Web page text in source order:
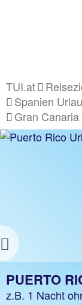
TUI.at
Spanien
Gran
Previous
PUERTO
z.B. 1 Woche
PUERTO
z.B. 1 Nacht